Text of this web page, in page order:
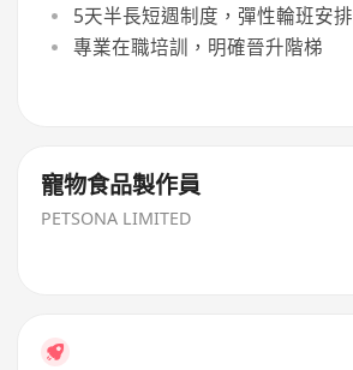
5天半長短週制度，彈性輪班安排
專業在職培訓，明確晉升階梯
寵物食品製作員
PETSONA LIMITED